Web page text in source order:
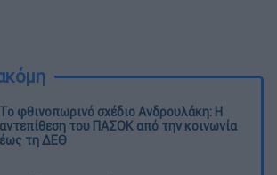
Το φθινοπωρινό σχέδιο Ανδρουλάκη: Η
αντεπίθεση του ΠΑΣΟΚ από την κοινωνία
έως τη ΔΕΘ